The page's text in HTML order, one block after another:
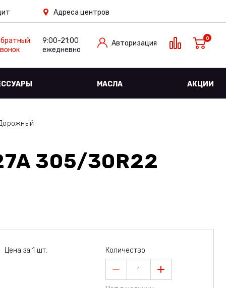
Адреса центров
9:00-21:00
ежедневно
Авторизация
0
МАСЛА АКЦИИ
305/30R22
Цена за 1 шт. Количество
1